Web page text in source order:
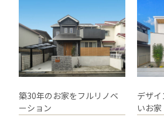
築30年のお家をフルリノベ
ーション
デザ
いお家